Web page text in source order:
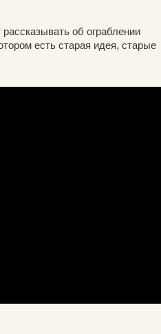
об ограблении
есть старая идея, старые